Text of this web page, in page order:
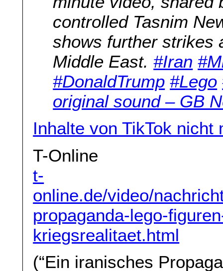
controlled Tasnim
shows further strikes
Middle East.#Iran
#DonaldTrump #Lego
original sound – GB
Inhalte von TikTok nicht
T-Online
t-
online.de/video/
propaganda-lego-
kriegsrealitaet.html
(“Ein iranisches